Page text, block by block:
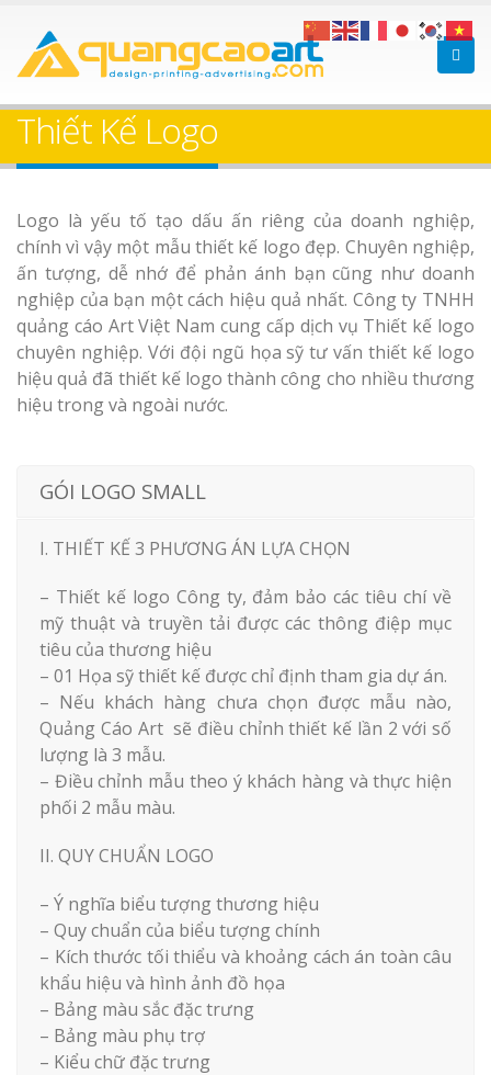
Thiết Kế Logo
Logo là yếu tố tạo dấu ấn riêng của doanh nghiệp,
chính vì vậy một mẫu thiết kế logo đẹp. Chuyên nghiệp,
ấn tượng, dễ nhớ để phản ánh bạn cũng như doanh
nghiệp của bạn một cách hiệu quả nhất. Công ty TNHH
quảng cáo Art Việt Nam cung cấp dịch vụ Thiết kế logo
chuyên nghiệp. Với đội ngũ họa sỹ tư vấn thiết kế logo
hiệu quả đã thiết kế logo thành công cho nhiều thương
hiệu trong và ngoài nước.
GÓI LOGO SMALL
I. THIẾT KẾ 3 PHƯƠNG ÁN LỰA CHỌN
– Thiết kế logo Công ty, đảm bảo các tiêu chí về
mỹ thuật và truyền tải được các thông điệp mục
tiêu của thương hiệu
– 01 Họa sỹ thiết kế được chỉ định tham gia dự án.
– Nếu khách hàng chưa chọn được mẫu nào,
Quảng Cáo Art sẽ điều chỉnh thiết kế lần 2 với số
lượng là 3 mẫu.
– Điều chỉnh mẫu theo ý khách hàng và thực hiện
phối 2 mẫu màu.
II. QUY CHUẨN LOGO
– Ý nghĩa biểu tượng thương hiệu
– Quy chuẩn của biểu tượng chính
– Kích thước tối thiểu và khoảng cách án toàn câu
khẩu hiệu và hình ảnh đồ họa
– Bảng màu sắc đặc trưng
– Bảng màu phụ trợ
– Kiểu chữ đặc trưng